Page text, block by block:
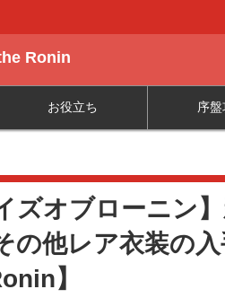
Ronin
お役立ち 序
ズオブローニン
の他レア衣装の
】